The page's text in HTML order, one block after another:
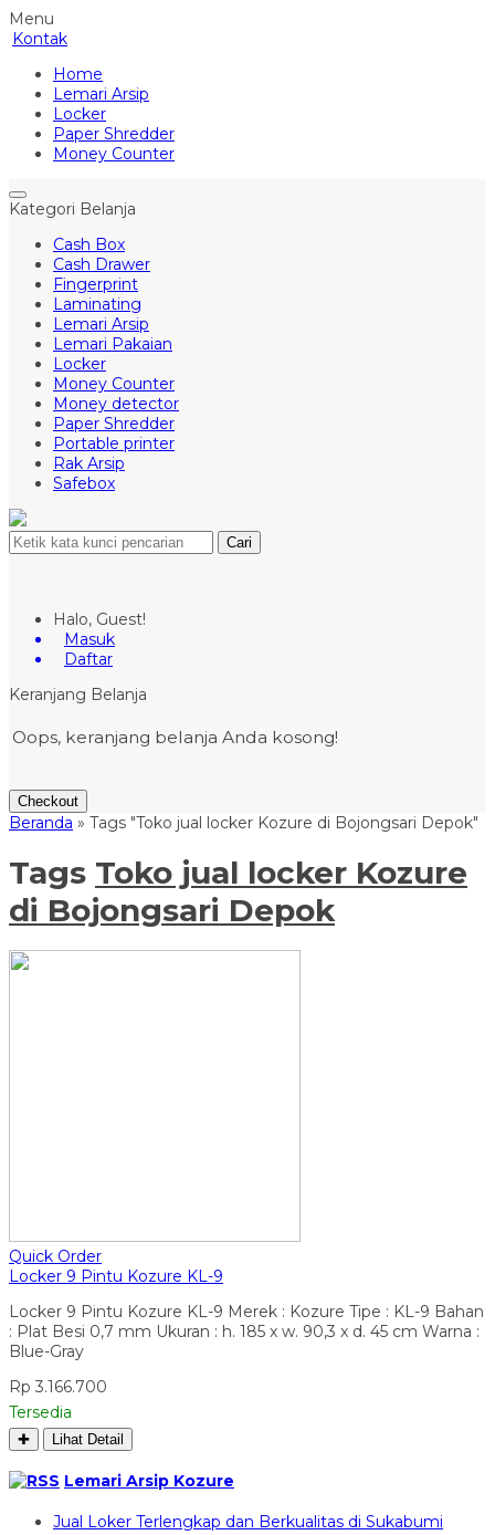
Menu
Kontak
Home
Lemari Arsip
Locker
Paper Shredder
Money Counter
Kategori Belanja
Cash Box
Cash Drawer
Fingerprint
Laminating
Lemari Arsip
Lemari Pakaian
Locker
Money Counter
Money detector
Paper Shredder
Portable printer
Rak Arsip
Safebox
Cari
Halo, Guest!
Masuk
Daftar
Keranjang Belanja
Oops, keranjang belanja Anda kosong!
Checkout
Beranda » Tags "Toko jual locker Kozure di Bojongsari Depok"
Tags Toko jual locker Kozure
di Bojongsari Depok
Quick Order
Locker 9 Pintu Kozure KL-9
Locker 9 Pintu Kozure KL-9 Merek : Kozure Tipe : KL-9 Bahan
: Plat Besi 0,7 mm Ukuran : h. 185 x w. 90,3 x d. 45 cm Warna :
Blue-Gray
Rp 3.166.700
Tersedia
✚ Lihat Detail
Lemari Arsip Kozure
Jual Loker Terlengkap dan Berkualitas di Sukabumi